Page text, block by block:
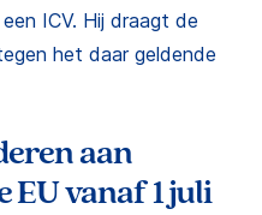
ICV. Hij draagt de
het daar geldende
aan
vanaf 1 juli